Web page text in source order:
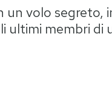
un volo segreto,
ultimi membri di